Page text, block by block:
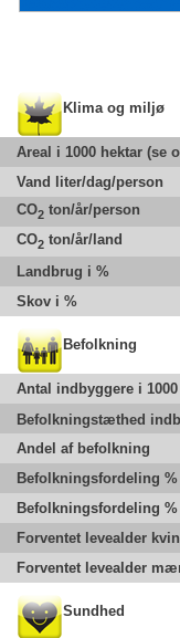
Klima og miljø
Areal i 1000 hektar (se
Vand liter/dag/person
CO2 ton/år/person
CO2 ton/år/land
Landbrug i %
Skov i %
Befolkning
Antal indbyggere i 1000
Befolkningstæthed
Andel af befolkning
Befolkningsfordeling %
Befolkningsfordeling
Forventet levealder
Forventet levealder
Sundhed